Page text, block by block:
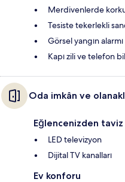
Merdivenlerde
Tesiste tekerlekli
Görsel yangın alarmı
Kapı zili ve telefon
Oda imkân ve
Eğlencenizden
LED televizyon
Dijital TV kanalları
Ev konforu